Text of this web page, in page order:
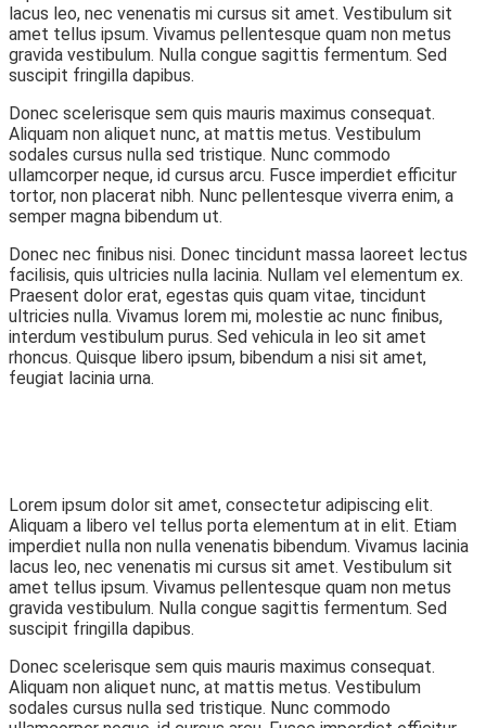
lacus leo, nec venenatis mi cursus sit amet. Vestibulum sit
amet tellus ipsum. Vivamus pellentesque quam non metus
gravida vestibulum. Nulla congue sagittis fermentum. Sed
suscipit fringilla dapibus.
Donec scelerisque sem quis mauris maximus consequat.
Aliquam non aliquet nunc, at mattis metus. Vestibulum
sodales cursus nulla sed tristique. Nunc commodo
ullamcorper neque, id cursus arcu. Fusce imperdiet efficitur
tortor, non placerat nibh. Nunc pellentesque viverra enim, a
semper magna bibendum ut.
Donec nec finibus nisi. Donec tincidunt massa laoreet lectus
facilisis, quis ultricies nulla lacinia. Nullam vel elementum ex.
Praesent dolor erat, egestas quis quam vitae, tincidunt
ultricies nulla. Vivamus lorem mi, molestie ac nunc finibus,
interdum vestibulum purus. Sed vehicula in leo sit amet
rhoncus. Quisque libero ipsum, bibendum a nisi sit amet,
feugiat lacinia urna.
Lorem ipsum dolor sit amet, consectetur adipiscing elit.
Aliquam a libero vel tellus porta elementum at in elit. Etiam
imperdiet nulla non nulla venenatis bibendum. Vivamus lacinia
lacus leo, nec venenatis mi cursus sit amet. Vestibulum sit
amet tellus ipsum. Vivamus pellentesque quam non metus
gravida vestibulum. Nulla congue sagittis fermentum. Sed
suscipit fringilla dapibus.
Donec scelerisque sem quis mauris maximus consequat.
Aliquam non aliquet nunc, at mattis metus. Vestibulum
sodales cursus nulla sed tristique. Nunc commodo